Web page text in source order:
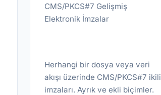
CMS/PKCS#7 Gelişmiş
Elektronik İmzalar
Herhangi bir dosya veya veri
akışı üzerinde CMS/PKCS#7 ikili
imzaları. Ayrık ve ekli biçimler.